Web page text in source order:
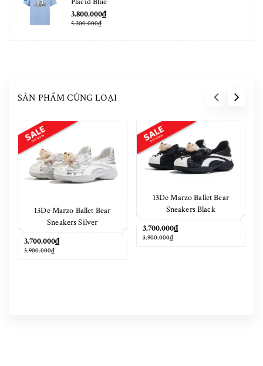
3.800.000₫
5.200.000₫
SẢN PHẨM CÙNG LOẠI
13De Marzo Ballet Bear
Sneakers Silver
3.700.000₫
3.900.000₫
13De Marzo Ballet Bear
Sneakers Black
3.700.000₫
3.900.000₫